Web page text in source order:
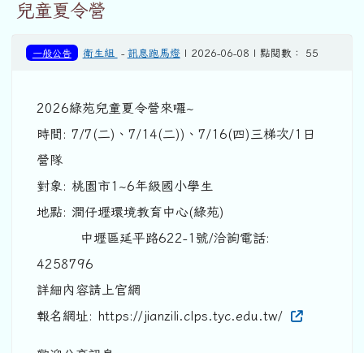
兒童夏令營
一般公告 衛生組 - 訊息跑馬燈| 2026-06-08 | 點閱數： 55
2026綠苑兒童夏令營來囉~
時間: 7/7(二)、7/14(二))、7/16(四)三梯次/1日
營隊
對象: 桃園市1~6年級國小學生
地點: 澗仔壢環境教育中心(綠苑)
中壢區延平路622-1號/洽詢電話:
4258796
詳細內容請上官網
報名網址: https://jianzili.clps.tyc.edu.tw/